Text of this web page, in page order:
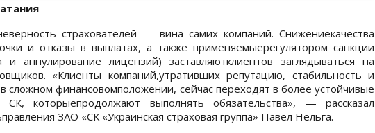
страхователей — вина самих компаний. Снижениекачества
и отказы в выплатах, а также применяемыерегулятором санкции
и аннулирование лицензий) заставляютклиентов заглядываться на
«Клиенты компаний,утративших репутацию, стабильность и
сложном финансовомположении, сейчас переходят в более устойчивые
которыепродолжают выполнять обязательства», — рассказал
ЗАО «СК «Украинская страховая группа» Павел Нельга.